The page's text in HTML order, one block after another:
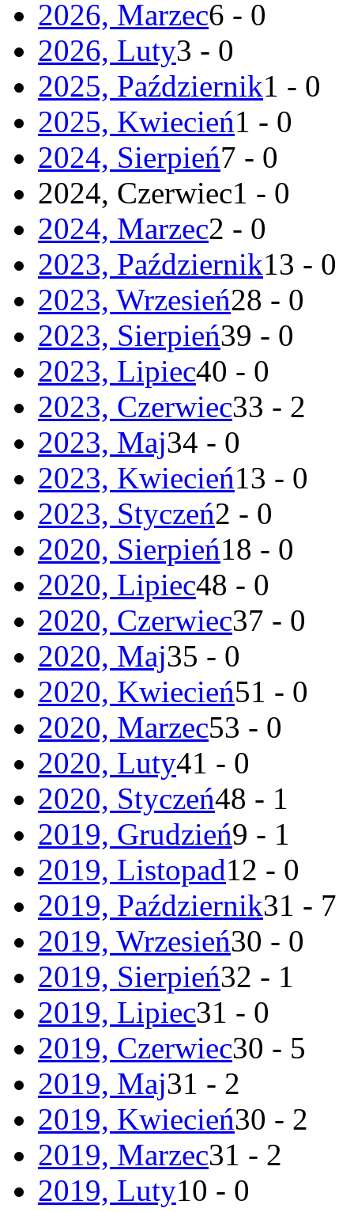
2026, Marzec6 - 0
2026, Luty3 - 0
2025, Październik1 - 0
2025, Kwiecień1 - 0
2024, Sierpień7 - 0
2024, Czerwiec1 - 0
2024, Marzec2 - 0
2023, Październik13 - 0
2023, Wrzesień28 - 0
2023, Sierpień39 - 0
2023, Lipiec40 - 0
2023, Czerwiec33 - 2
2023, Maj34 - 0
2023, Kwiecień13 - 0
2023, Styczeń2 - 0
2020, Sierpień18 - 0
2020, Lipiec48 - 0
2020, Czerwiec37 - 0
2020, Maj35 - 0
2020, Kwiecień51 - 0
2020, Marzec53 - 0
2020, Luty41 - 0
2020, Styczeń48 - 1
2019, Grudzień9 - 1
2019, Listopad12 - 0
2019, Październik31 - 7
2019, Wrzesień30 - 0
2019, Sierpień32 - 1
2019, Lipiec31 - 0
2019, Czerwiec30 - 5
2019, Maj31 - 2
2019, Kwiecień30 - 2
2019, Marzec31 - 2
2019, Luty10 - 0